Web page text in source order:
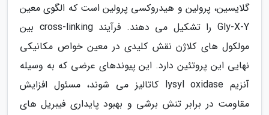
گلایسین، پرولین و هیدروکسی پرولین است که الگوی معین
Gly-X-Y را تشکیل می دهند. فرآیند cross-linking بین
مولکول های کلاژن نقش کلیدی در معین خواص مکانیکی
نهایی این پروتئین دارد. این پیوندهای عرضی که به وسیله
آنزیم lysyl oxidase کاتالیز می شوند، مسئول افزایش
مقاومت در برابر تنش برشی و بهبود پایداری فیبریل های